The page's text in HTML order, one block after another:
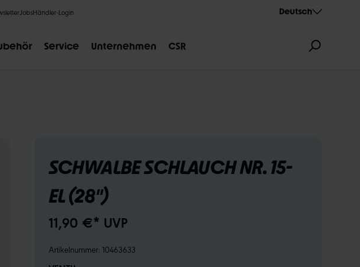
JobsHändler-Login Deutsch
Service Unternehmen CSR
SCHWALBE SCHLAUCH NR. 15-
EL (28")
11,90 €* UVP
Artikelnummer: 10463633